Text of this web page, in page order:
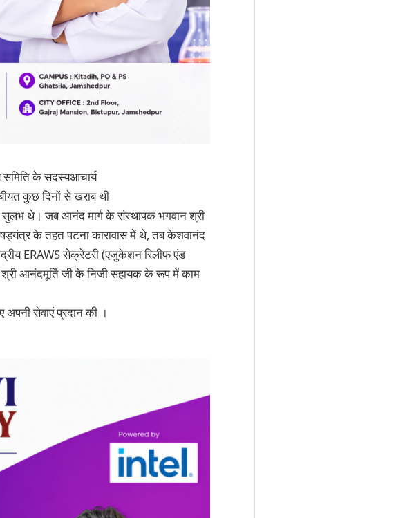
समिति के सदस्यआचार्य
कुछ दिनों से खराब थी
सुलभ थे। जब आनंद मार्ग के संस्थापक भगवान श्री
के तहत पटना कारावास में थे, तब केशवानंद
ERAWS सेक्रेटरी (एजुकेशन रिलीफ एंड
आनंदमूर्ति जी के निजी सहायक के रूप में काम
अपनी सेवाएं प्रदान की ।